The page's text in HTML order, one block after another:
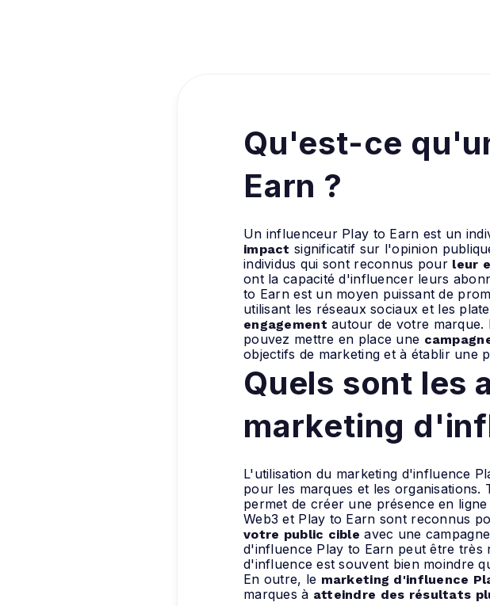
Qu'est-ce
Earn ?
Un influenceur Play to Earn est un
impact significatif sur l'opinion
individus qui sont reconnus pour leur
ont la capacité d'influencer leurs
to Earn est un moyen puissant de
utilisant les réseaux sociaux et les
engagement autour de votre
pouvez mettre en place une
objectifs de marketing et à établir une
Quels sont les
marketing
L'utilisation du marketing d'influence
pour les marques et les
permet de créer une présence en ligne
Web3 et Play to Earn sont reconnus
votre public cible avec une
d'influence Play to Earn peut être très
d'influence est souvent bien moindre
En outre, le marketing d'influence
marques à atteindre des résultats